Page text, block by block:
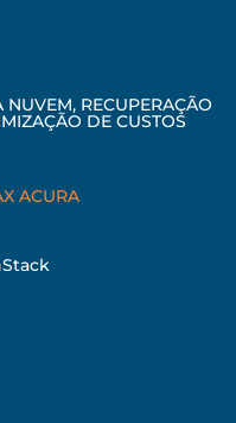
RECUPERAÇÃO
DE CUSTOS
ACURA